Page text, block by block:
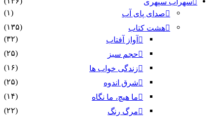
سهراب سپهری
صدای پای آب
(۱)
هشت کتاب
(۱۳۵)
آواز آفتاب
(۳۲)
حجم سبز
(۲۵)
زندگی خواب ها
(۱۶)
شرق اندوه
(۲۵)
ما هیچ، ما نگاه
(۱۴)
مرگ رنگ
(۲۲)